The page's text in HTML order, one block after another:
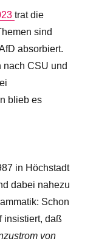
trat die
sind
absorbiert.
nach CSU und
blieb es
in Höchstadt
dabei nahezu
Schon
insistiert, daß
von